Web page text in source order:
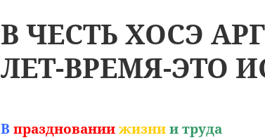
В ЧЕСТЬ ХОСЭ
ЛЕТ-ВРЕМЯ-ЭТО
В праздновании жизнии труда